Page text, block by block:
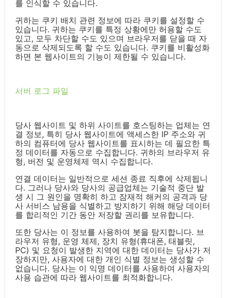
를 인식할 수 있습니다.
귀하는 쿠키 배치 관련 정보에 따라 쿠키를 설정할 수
있습니다. 귀하는 쿠키를 특정 상황에만 허용할 수도
있고, 모두 차단할 수도 있으며 브라우저를 닫을 때 자
동으로 삭제되도록 할 수도 있습니다. 쿠키를 비활성화
하면 본 웹사이트의 기능이 제한될 수 있습니다.
서버 로그 파일
당사 웹사이트 및 하위 사이트를 호스팅하는 업체는 연
결 정보, 특히 당사 웹사이트에 액세스한 IP 주소와 귀
하의 컴퓨터에 당사 웹사이트를 표시하는 데 필요한 특
정 데이터를 자동으로 수집합니다. 귀하의 브라우저 유
형, 버전 및 운영체제 역시 수집합니다.
연결 데이터는 일반적으로 세션 종료 직후에 삭제됩니
다. 그러나 당사와 당사의 공급업체는 기술적 중단 발
생 시 그 원인을 명확히 하고 잠재적 해커의 공격과 당
사 서비스 남용을 식별하고 방지하기 위해 해당 데이터
를 합리적인 기간 동안 저장할 권리를 보유합니다.
또한 당사는 이 정보를 사용하여 봇을 탐지합니다. 브
라우저 유형, 운영 체제, 장치 유형(휴대폰, 태블릿,
PC) 및 요청이 발생한 지역에 대한 데이터는 당사가 저
장하지만, 사용자에 대한 개인 식별 정보는 생성할 수
없습니다. 당사는 이 익명 데이터를 사용하여 사용자의
사용 습관에 따라 웹사이트를 최적화합니다.